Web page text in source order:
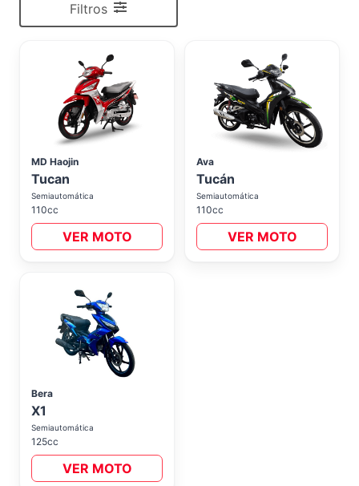
Filtros
MD Haojin
Tucan
Semiautomática
110cc
VER MOTO
Ava
Tucán
Semiautomática
110cc
VER MOTO
Bera
X1
Semiautomática
125cc
VER MOTO